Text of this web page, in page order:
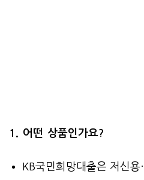
1. 어떤 상품인가요?
KB국민희망대출은 저신